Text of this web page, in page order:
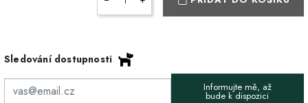
Pickup
1-2 pracovné dni ZDARMA
Sledování dostupnosti
Informujte mě, až
bude k dispozici